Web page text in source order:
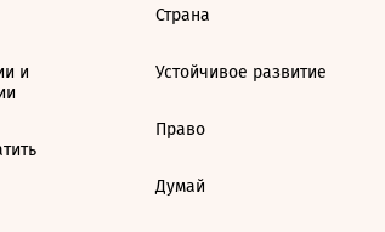
и
Страна
Устойчивое развитие
Право
Думай